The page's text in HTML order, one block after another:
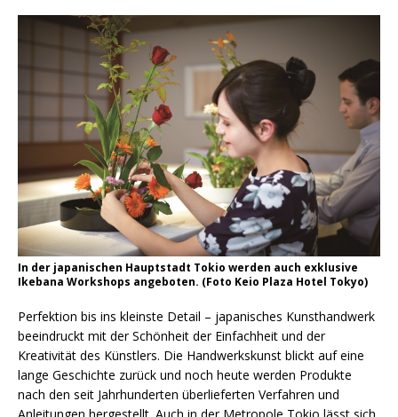
In der japanischen Hauptstadt Tokio werden auch exklusive
Ikebana Workshops angeboten. (Foto Keio Plaza Hotel Tokyo)
Perfektion bis ins kleinste Detail – japanisches Kunsthandwerk
beeindruckt mit der Schönheit der Einfachheit und der
Kreativität des Künstlers. Die Handwerkskunst blickt auf eine
lange Geschichte zurück und noch heute werden Produkte
nach den seit Jahrhunderten überlieferten Verfahren und